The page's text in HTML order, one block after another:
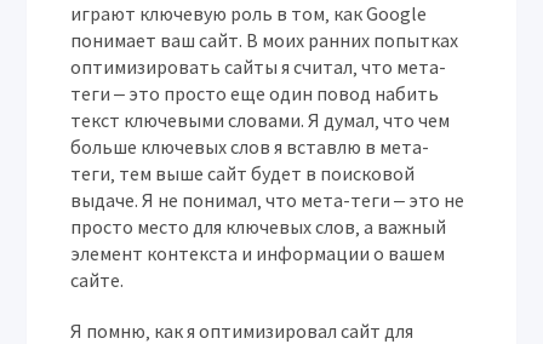
играют ключевую роль в том‚ как Google
понимает ваш сайт. В моих ранних попытках
оптимизировать сайты я считал‚ что мета-
теги ‒ это просто еще один повод набить
текст ключевыми словами. Я думал‚ что чем
больше ключевых слов я вставлю в мета-
теги‚ тем выше сайт будет в поисковой
выдаче. Я не понимал‚ что мета-теги ‒ это не
просто место для ключевых слов‚ а важный
элемент контекста и информации о вашем
сайте.
Я помню‚ как я оптимизировал сайт для